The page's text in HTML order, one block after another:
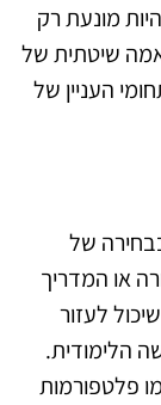
מונעת רק
שיטתית של
העניין של
של
או המדריך
לעזור
הלימודית.
פלטפורמות